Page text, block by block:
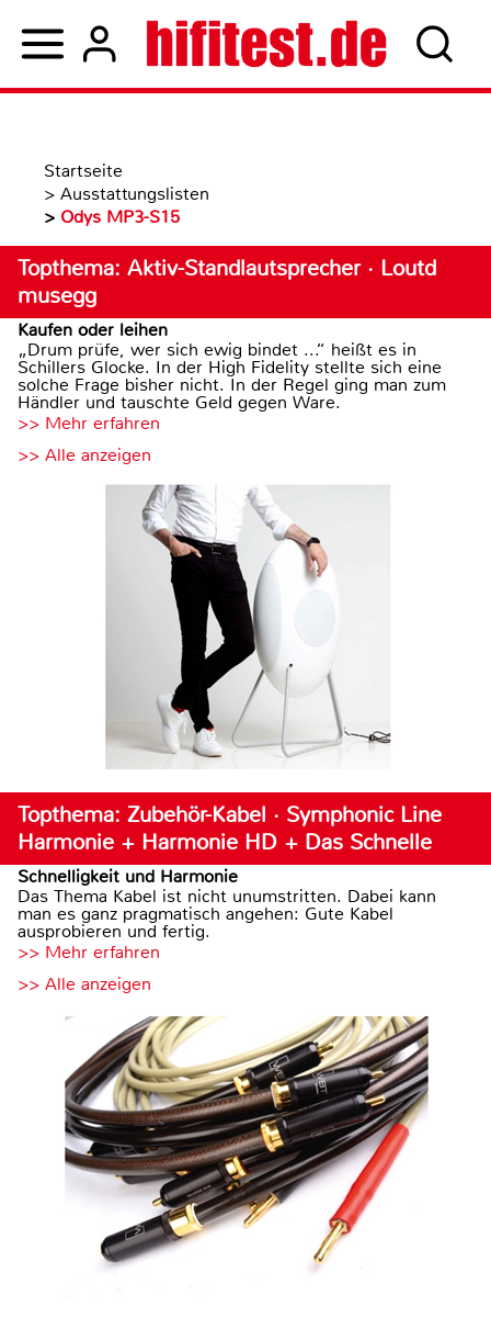
Startseite
> Ausstattungslisten
> Odys MP3-S15
Topthema: Aktiv-Standlautsprecher · Loutd
musegg
Kaufen oder leihen
„Drum prüfe, wer sich ewig bindet ...“ heißt es in
Schillers Glocke. In der High Fidelity stellte sich eine
solche Frage bisher nicht. In der Regel ging man zum
Händler und tauschte Geld gegen Ware.
>> Mehr erfahren
>> Alle anzeigen
Topthema: Zubehör-Kabel · Symphonic Line
Harmonie + Harmonie HD + Das Schnelle
Schnelligkeit und Harmonie
Das Thema Kabel ist nicht unumstritten. Dabei kann
man es ganz pragmatisch angehen: Gute Kabel
ausprobieren und fertig.
>> Mehr erfahren
>> Alle anzeigen